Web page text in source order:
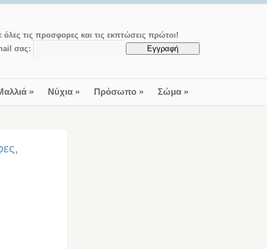
όλες τις προσφορες και τις εκπτώσεις πρώτοι!
σας:
» Νύχια» Πρόσωπο» Σώμα»